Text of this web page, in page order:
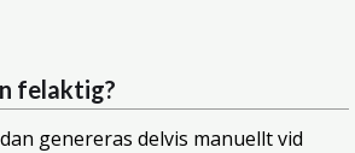
felaktig?
genereras delvis manuellt vid